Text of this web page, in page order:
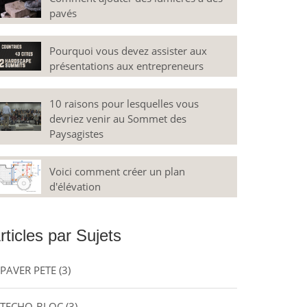
pavés
Pourquoi vous devez assister aux
présentations aux entrepreneurs
10 raisons pour lesquelles vous
devriez venir au Sommet des
Paysagistes
Voici comment créer un plan
d'élévation
par Sujets
PAVER PETE(3)